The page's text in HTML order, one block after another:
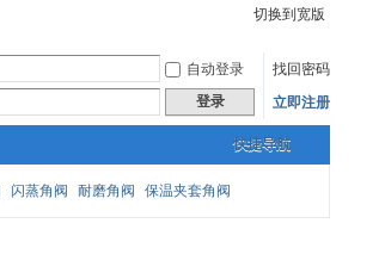
切换到宽版
自动登录
找回密码
登录 立即注册
快捷导航
闪蒸角阀 耐磨角阀 保温夹套角阀